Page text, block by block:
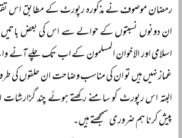
رمضان موصوف نے مذکورہ رپورٹ کے مطابق اس
ان دونوں نسبتوں کے حوالے سے اس کی بعض باتیں
اسلامی اور الاخوان المسلمون کے اب تک چلے آنے
غماز نہیں ہیں تو ان کی مناسب وضاحت ان حلقوں
البتہ اس رپورٹ کو سامنے رکھتے ہوئے چند
پیش کرنا ہم ضروری سمجھتے ہیں۔